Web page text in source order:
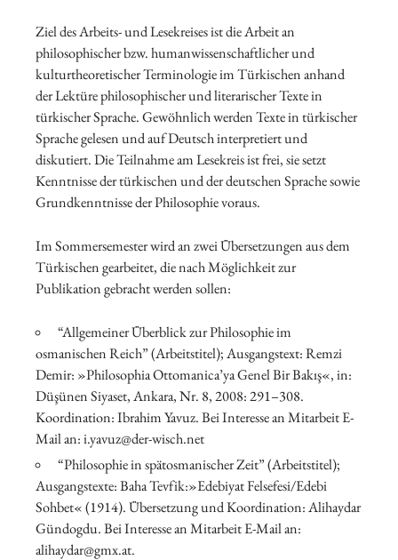
Ziel des Arbeits- und Lesekreises ist die Arbeit an
philosophischer bzw. humanwissenschaftlicher und
kulturtheoretischer Terminologie im Türkischen anhand
der Lektüre philosophischer und literarischer Texte in
türkischer Sprache. Gewöhnlich werden Texte in türkischer
Sprache gelesen und auf Deutsch interpretiert und
diskutiert. Die Teilnahme am Lesekreis ist frei, sie setzt
Kenntnisse der türkischen und der deutschen Sprache sowie
Grundkenntnisse der Philosophie voraus.
Im Sommersemester wird an zwei Übersetzungen aus dem
Türkischen gearbeitet, die nach Möglichkeit zur
Publikation gebracht werden sollen:
“Allgemeiner Überblick zur Philosophie im
osmanischen Reich” (Arbeitstitel); Ausgangstext: Remzi
Demir: »Philosophia Ottomanica’ya Genel Bir Bakış«, in:
Düşünen Siyaset, Ankara, Nr. 8, 2008: 291–308.
Koordination: Ibrahim Yavuz. Bei Interesse an Mitarbeit E-
Mail an: i.yavuz@der-wisch.net
“Philosophie in spätosmanischer Zeit” (Arbeitstitel);
Ausgangstexte: Baha Tevfik:»Edebiyat Felsefesi/Edebi
Sohbet« (1914). Übersetzung und Koordination: Alihaydar
Gündogdu. Bei Interesse an Mitarbeit E-Mail an:
alihaydar@gmx.at.